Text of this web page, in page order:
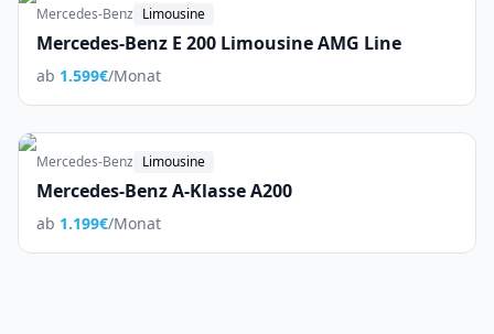
Mercedes-Benz Limousine
Mercedes-Benz E 200 Limousine AMG Line
ab 1.599€/Monat
Mercedes-Benz Limousine
Mercedes-Benz A-Klasse A200
ab 1.199€/Monat